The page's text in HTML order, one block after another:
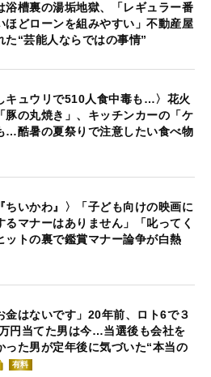
浴槽裏の湯垢地獄、「レギュラー番
ほどローンを組みやすい」不動産屋
た“芸能人ならではの事情”
キュウリで510人食中毒も…〉花火
豚の丸焼き」、キッチンカーの「ケ
…酷暑の夏祭りで注意したい食べ物
ちいかわ』〉「子ども向けの映画に
るマナーはありません」「叱ってく
ットの裏で鑑賞マナー論争が白熱
金はないです」20年前、ロト6で３
円当てた男は今…当選後も会社を
った男が定年後に気づいた“本当の
有料